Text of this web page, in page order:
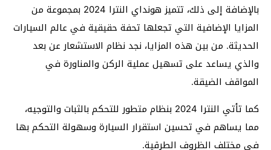
بالإضافة إلى ذلك، تتميز هونداي النترا 2024 بمجموعة من
المزايا الإضافية التي تجعلها تحفة حقيقية في عالم السيارات
الحديثة. من بين هذه المزايا، نجد نظام الاستشعار عن بعد
والذي يساعد على تسهيل عملية الركن والمناورة في
المواقف الضيقة.
كما تأتي النترا 2024 بنظام متطور للتحكم بالثبات والتوجيه،
مما يساهم في تحسين استقرار السيارة وسهولة التحكم بها
في مختلف الظروف الطرقية.